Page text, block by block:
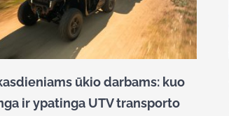
ūkio darbams: kuo
ir ypatinga UTV transporto